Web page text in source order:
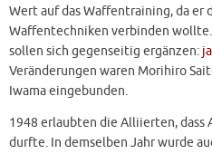
Wert auf das Waffentraining, da
Waffentechniken verbinden
sollen sich gegenseitig ergänzen:
Veränderungen waren Morihiro
Iwama eingebunden.
1948 erlaubten die Alliierten, dass
durfte. In demselben Jahr wurde